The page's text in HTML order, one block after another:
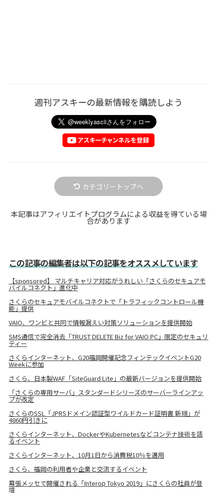
週刊アスキーの最新情報を購読しよう
カテゴリートップへ
本記事はアフィリエイトプログラムによる収益を得ている場
合があります
この記事の編集者は以下の記事をオススメしています
【sponsored】 マルチキャリア対応がうれしい「さくらのセキュアモ
バイルコネクト」進化中
さくらのセキュアモバイルコネクトで「トラフィックコントロール機
能」提供
VAIO、ワンビと共同で情報漏えい対策ソリューションを提供開始
SMS通信で完全消去「TRUST DELETE Biz for VAIO PC」限定のセキュリ
ティー
さくらインターネット、G20福岡開催記念フィンテックイベントG20
Weekに参加
さくら、日本製WAF「SiteGuard Lite」の最新バージョンを提供開始
「さくらの専用サーバ」スタンダードシリーズのサーバーラインアッ
プが改定
さくらのSSL「JPRSドメイン認証型ワイルドカード証明書 新規」が
4860円引きに
さくらインターネット、DockerやKubernetesなどコンテナ技術を語
るイベント
さくらインターネット、10月1日から消費税10％を適用
さくら、福岡の利用者や企業と交流するイベント
幕張メッセで開催される「Interop Tokyo 2019」にさくらの社員が登
壇